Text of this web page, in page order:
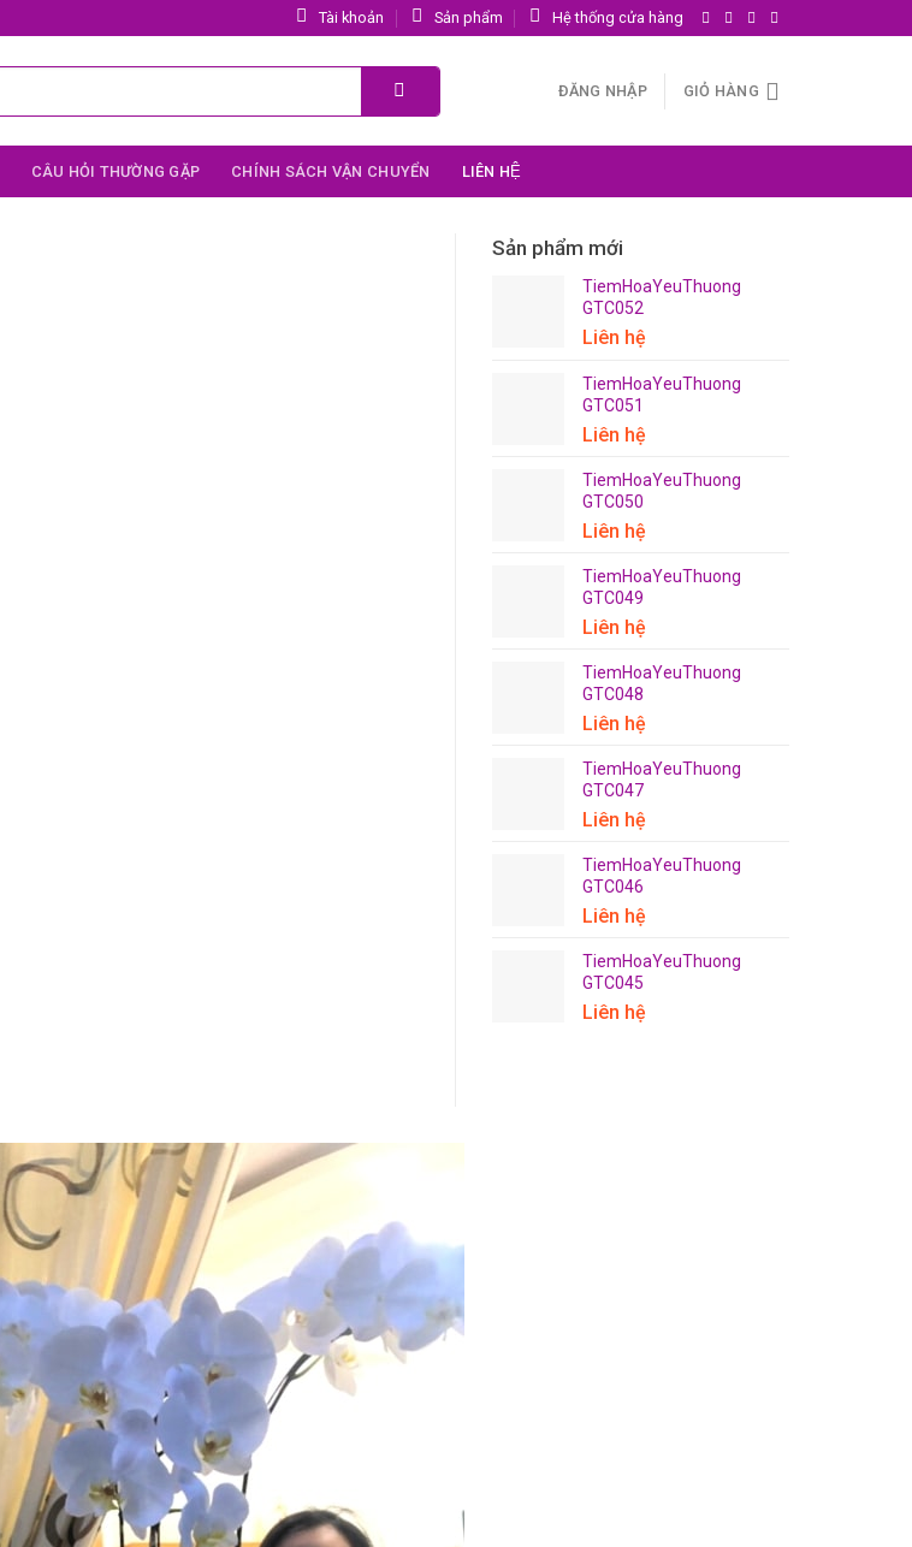
Tài khoản Sản phẩm Hệ thống cửa hàng
ĐĂNG NHẬP GIỎ HÀNG
CÂU HỎI THƯỜNG GẶP CHÍNH SÁCH VẬN CHUYỂN LIÊN HỆ
Sản phẩm mới
TiemHoaYeuThuong
GTC052
Liên hệ
TiemHoaYeuThuong
GTC051
Liên hệ
TiemHoaYeuThuong
GTC050
Liên hệ
TiemHoaYeuThuong
GTC049
Liên hệ
TiemHoaYeuThuong
GTC048
Liên hệ
TiemHoaYeuThuong
GTC047
Liên hệ
TiemHoaYeuThuong
GTC046
Liên hệ
TiemHoaYeuThuong
GTC045
Liên hệ